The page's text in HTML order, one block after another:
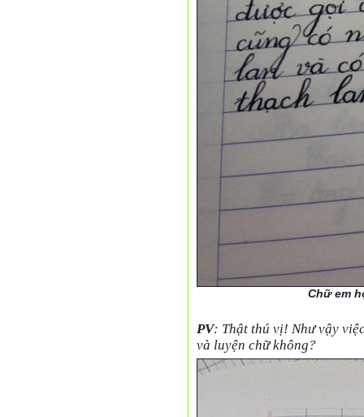
Chữ em
PV: Thật thú vị! Như vậy
và luyện chữ không?